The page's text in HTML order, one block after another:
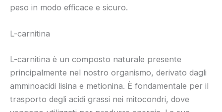
peso in modo efficace e sicuro.
L-carnitina
L-carnitina è un composto naturale presente
principalmente nel nostro organismo, derivato dagli
amminoacidi lisina e metionina. È fondamentale per il
trasporto degli acidi grassi nei mitocondri, dove